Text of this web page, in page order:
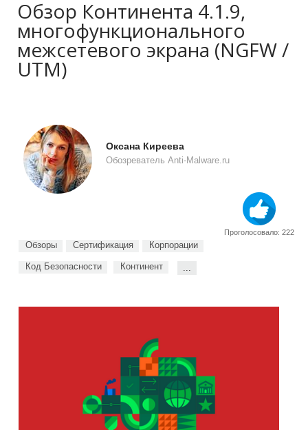
Обзор Континента 4.1.9,
многофункционального
межсетевого экрана (NGFW /
UTM)
Оксана Киреева
Обозреватель Anti-Malware.ru
Проголосовало: 222
Обзоры Сертификация Корпорации
Код Безопасности Континент ...